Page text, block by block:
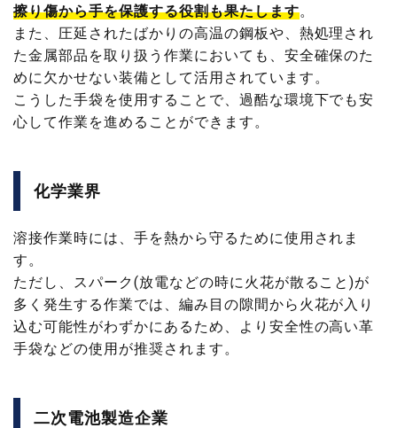
擦り傷から手を保護する役割も果たします。
また、圧延されたばかりの高温の鋼板や、熱処理され
た金属部品を取り扱う作業においても、安全確保のた
めに欠かせない装備として活用されています。
こうした手袋を使用することで、過酷な環境下でも安
心して作業を進めることができます。
化学業界
溶接作業時には、手を熱から守るために使用されま
す。
ただし、スパーク(放電などの時に火花が散ること)が
多く発生する作業では、編み目の隙間から火花が入り
込む可能性がわずかにあるため、より安全性の高い革
手袋などの使用が推奨されます。
二次電池製造企業